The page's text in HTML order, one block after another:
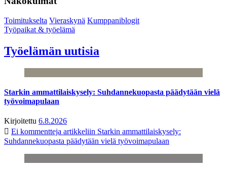
Toimitukselta Vieraskynä Kumppaniblogit
Työpaikat & työelämä
Työelämän uutisia
Starkin ammattilaiskysely: Suhdannekuopasta päädytään vielä
työvoimapulaan
Kirjoitettu 6.8.2026
Ei kommentteja artikkeliin Starkin ammattilaiskysely:
Suhdannekuopasta päädytään vielä työvoimapulaan